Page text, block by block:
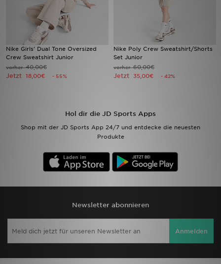
Nike Girls' Dual Tone Oversized
Crew Sweatshirt Junior
vorher40,00€
Jetzt 18,00€ - 55%
Nike Poly Crew Sweatshirt/Shorts
Set Junior
vorher60,00€
Jetzt 35,00€ - 42%
Hol dir die JD Sports Apps
Shop mit der JD Sports App 24/7 und entdecke die neuesten
Produkte
Newsletter abonnieren
Anmelden
Lade die APP
Filialfinder
Mein JD
Geschenkgutschein